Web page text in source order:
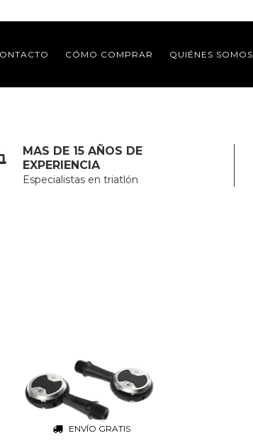
CÓMO COMPRAR QUIÉNES SOMOS
MAS DE 15 AÑOS DE
EXPERIENCIA
Especialistas en triatlón
ENVÍO GRATIS